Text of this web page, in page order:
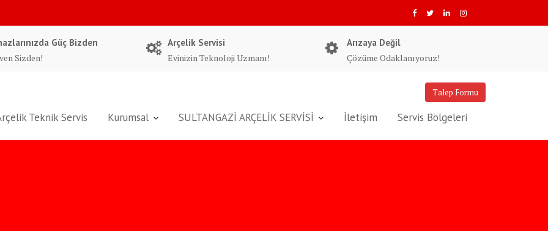
Güç Bizden
Sizden!
Arçelik Servisi
Evinizin Teknoloji Uzmanı!
Arızaya Değil
Çözüme Odaklanıyoruz!
Talep Formu
Teknik Servis Kurumsal SULTANGAZİ ARÇELİK SERVİSİ İletişim Servis Bölgeleri